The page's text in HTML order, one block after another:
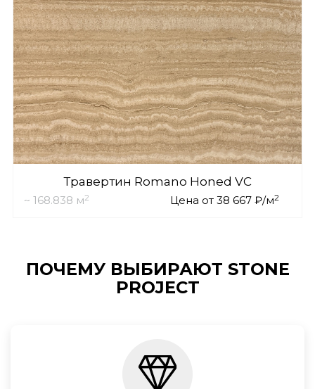
Травертин Romano Honed VC
~ 168.838 м2 Цена от 38 667 ₽/м2
ПОЧЕМУ ВЫБИРАЮТ STONE
PROJECT